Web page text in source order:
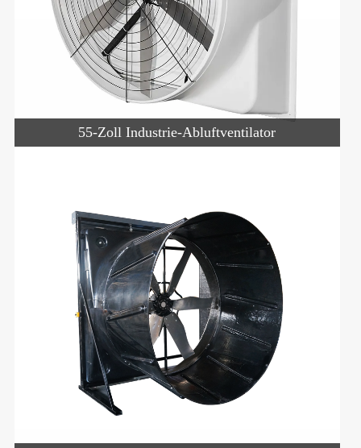
55-Zoll Industrie-Abluftventilator